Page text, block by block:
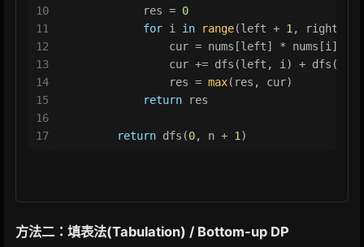
10
11
12
13
14
15
16
17
            res =
0
for i in range(left + 1 , right):
cur = nums[left] * nums[i] *
cur += dfs(left, i) + dfs(i,
                res =
max(res, cur)
return res
return dfs(0, n + 1 )
方法二：填表法(Tabulation) / Bottom-up DP